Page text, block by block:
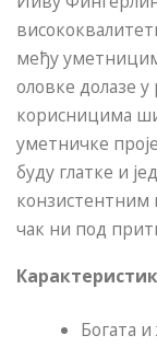
међу
оловке долазе
корисницима
уметничке
буду глатке и
конзистентним
чак ни под
Богата и